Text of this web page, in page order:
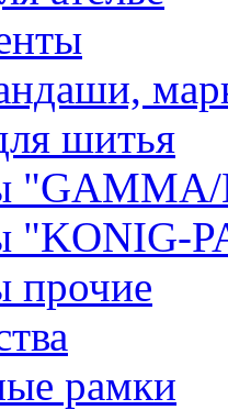
шитья
"GAMMA/
рамки